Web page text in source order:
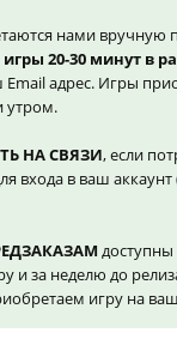
нами вручную
20-30 минут в
адрес. Игры
утром.
НА СВЯЗИ, если
входа в ваш
доступны
и за неделю до
игру на